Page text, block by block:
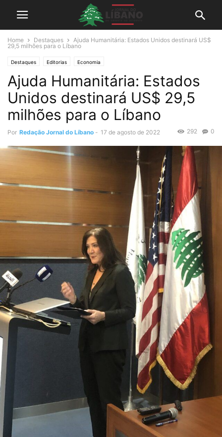
Home Destaques
Ajuda Humanitária: Estados Unidos destinará US$
29,5 milhões para o Líbano
Destaques Editorias Economia
Ajuda Humanitária: Estados
Unidos destinará US$ 29,5
milhões para o Líbano
Por Redação Jornal do Líbano - 17 de agosto de 2022 0
292